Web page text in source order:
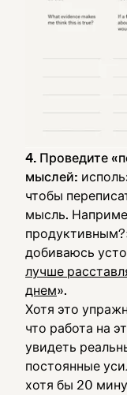
4. Проведите
мыслей:
чтобы
мысль.
добиваюсь
лучше
днем».
Хотя это
что работа на
увидеть
постоянные
хотя бы 20